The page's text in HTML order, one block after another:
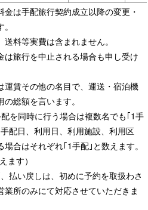
金は手配旅行契約成立以降の変更・
送料等実費は含まれません。
は旅行を中止される場合も申し受け
運賃その他の名目で、運送・宿泊機
総額を言います。
を同時に行う場合は複数名でも｢1手
配日、利用日、利用施設、利用区
合はそれぞれ｢1手配｣と数えます。
ます）
払い戻しは、初めに予約を取扱わさ
業所のみにて対応させていただきま